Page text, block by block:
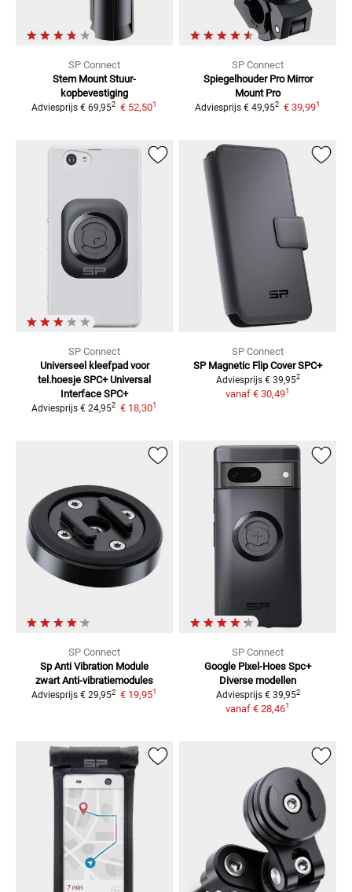
SP Connect
Stem Mount Stuur-
kopbevestiging
Adviesprijs € 69,952 € 52,501
SP Connect
Spiegelhouder Pro Mirror
Mount Pro
Adviesprijs € 49,952 € 39,991
SP Connect
Universeel kleefpad voor
tel.hoesje SPC+ Universal
Interface SPC+
Adviesprijs € 24,952 € 18,301
SP Connect
SP Magnetic Flip Cover SPC+
Adviesprijs € 39,952
vanaf € 30,491
SP Connect
Sp Anti Vibration Module
zwart Anti-vibratiemodules
Adviesprijs € 29,952 € 19,951
SP Connect
Google Pixel-Hoes Spc+
Diverse modellen
Adviesprijs € 39,952
vanaf € 28,461